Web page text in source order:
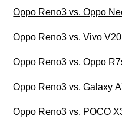
Oppo Reno3 vs. Oppo
Oppo Reno3 vs. Vivo V20
Oppo Reno3 vs. Oppo
Oppo Reno3 vs. Galaxy
Oppo Reno3 vs. POCO